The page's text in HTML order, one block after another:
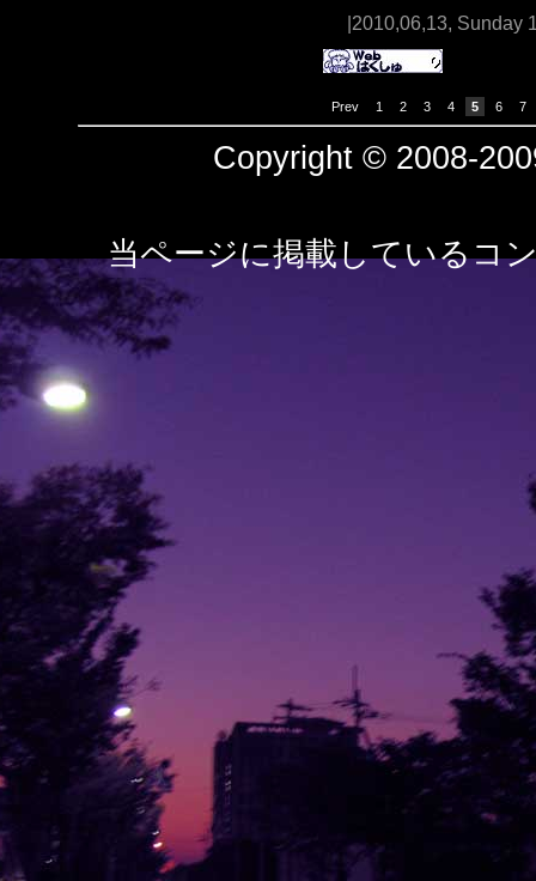
|2010,06,13, Sunday
Prev 1 2 3 4 5 6 7
Copyright © 2008-
当ページに掲載しているコ